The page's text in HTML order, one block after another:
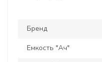
Бренд
Емкость "Ач"